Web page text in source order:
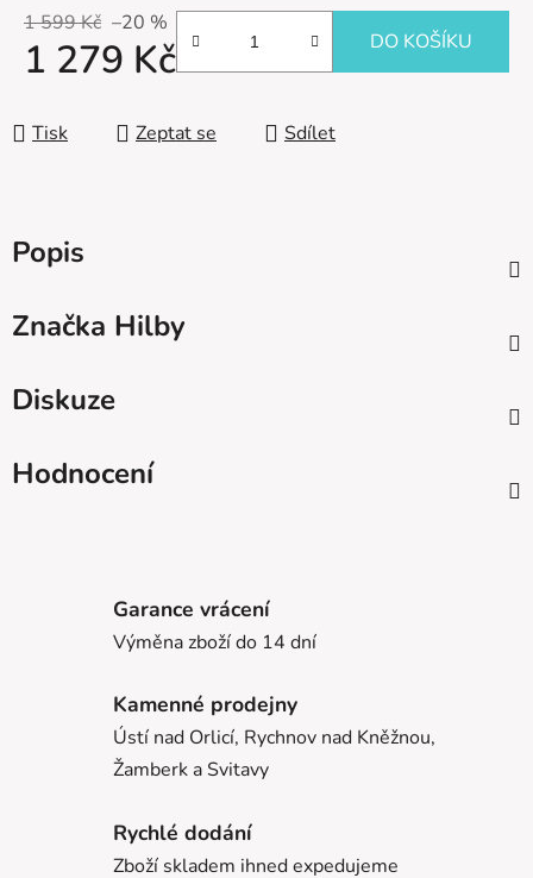
1 599 Kč –20 %
1 279 Kč DO KOŠÍKU
Tisk Zeptat se Sdílet
Popis
Značka Hilby
Diskuze
Hodnocení
Garance vrácení
Výměna zboží do 14 dní
Kamenné prodejny
Ústí nad Orlicí, Rychnov nad Kněžnou,
Žamberk a Svitavy
Rychlé dodání
Zboží skladem ihned expedujeme